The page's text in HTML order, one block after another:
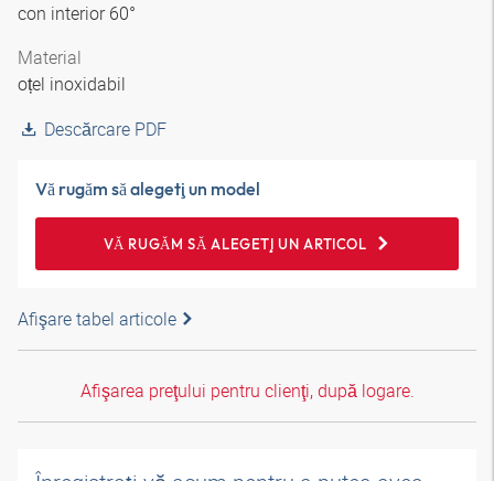
con interior 60°
Material
oțel inoxidabil
Descărcare PDF
Vă rugăm să alegeţi un model
VĂ RUGĂM SĂ ALEGEŢI UN ARTICOL
Afişare tabel articole
Afişarea preţului pentru clienţi, după logare.